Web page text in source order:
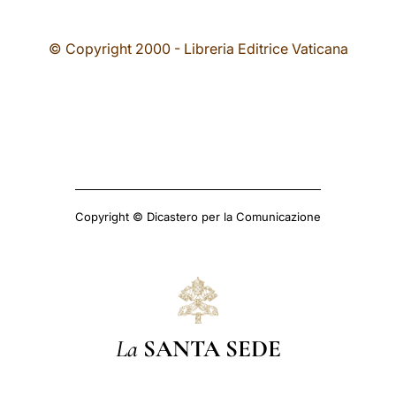
© Copyright 2000 - Libreria Editrice Vaticana
Copyright © Dicastero per la Comunicazione
La SANTA SEDE